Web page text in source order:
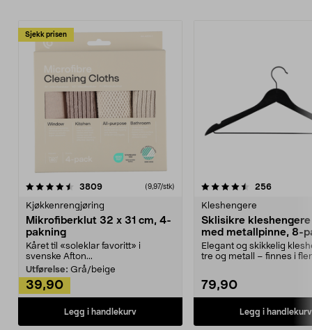
Sjekk prisen
3809anmeldelser(9,97/stk)
Kjøkkenrengjøring
Mikrofiberklut 32 x 31 cm, 4-
pakning
Kåret til «soleklar favoritt» i
svenske Afton...
Utførelse: Grå/beige
39,90
Legg i handlekurv
4.5av 5 stjerner 256
Kleshengere
Sklisikre
med metallpinne, 8-
Elegant og skikkelig
tre og metall – finnes i
79,90
Legg i handlekurv
4.5av 5 stjerner